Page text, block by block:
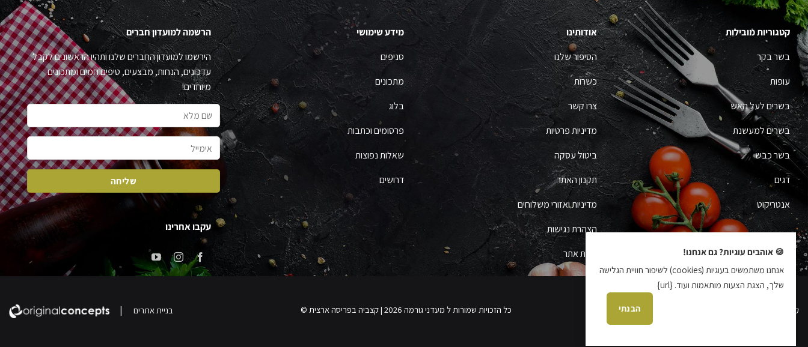
קטגוריות מובילות
בשר בקר
עופות
בשרים לעל האש
בשרים למעשנת
בשר כבש
דגים
אנטריקוט
אודותינו
הסיפור שלנו
כשרות
צרו קשר
מדיניות פרטיות
ביטול עסקה
תקנון האתר
מדיניות ואזורי משלוחים
הצהרת נגישות
מפת אתר
מידע שימושי
סניפים
מתכונים
בלוג
פרסומים וכתבות
שאלות נפוצות
דרושים
הרשמה למועדון חברים
הירשמו למועדון החברים שלנו ותהיו הראשונים לקבל
עדכונים, הנחות, מבצעים, טיפים חמים ומתכונים
מיוחדים!
עקבו אחרינו
קידום אתרים עידן בן אור כל הזכויות שמורות ל מעדני גורמה 2026 | קצביה בפריסה ארצית © בניית אתרים|
🍪 אוהבים עוגיות? גם אנחנו!
אנחנו משתמשים בעוגיות (cookies) לשיפור חוויית הגלישה
שלך, הצגת הצעות מותאמות ועוד. {url}
הבנתי